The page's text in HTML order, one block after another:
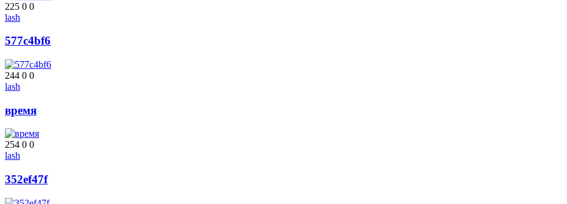
225 0 0
lash
577c4bf6
244 0 0
lash
время
254 0 0
lash
352ef47f